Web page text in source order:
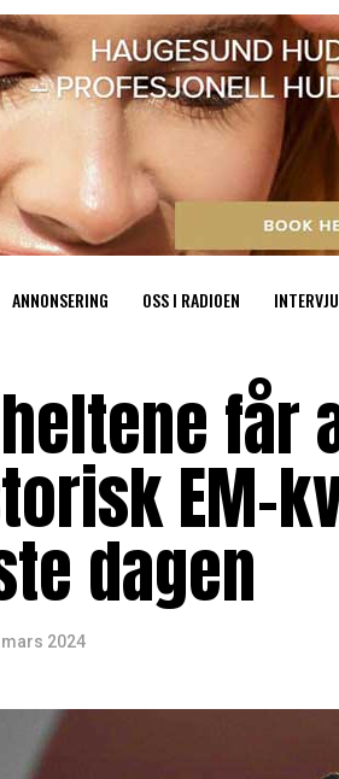
ANNONSERING OSS I RADIOEN INTERVJU
EM-
dagen
mars 2024